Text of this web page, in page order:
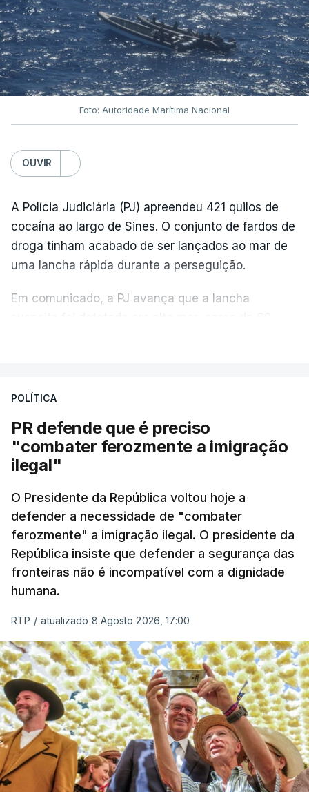
Foto: Autoridade Marítima Nacional
OUVIR
A Polícia Judiciária (PJ) apreendeu 421 quilos de
cocaína ao largo de Sines. O conjunto de fardos de
droga tinham acabado de ser lançados ao mar de
uma lancha rápida durante a perseguição.
Em comunicado, a PJ avança que a lancha
desencadeando uma ação de prevenção
articulação com a Marinha, a Autoridade Marítima
Nacional e a Força Aérea.
apreendida mais cocaína até ao momento de que
em todo o ano de 2025.
A ação de prevenção visa a deteção em alto mar
de embarcações de alta velocidade (EAV) que
utilizam a costa nacional para o tráfico de droga.
c/ Lusa
POLÍTICA
PR defende que é preciso
"combater ferozmente a imigração
ilegal"
O Presidente da República voltou hoje a
defender a necessidade de "combater
ferozmente" a imigração ilegal. O presidente da
República insiste que defender a segurança das
fronteiras não é incompatível com a dignidade
humana.
RTP / atualizado 8 Agosto 2026, 17:00